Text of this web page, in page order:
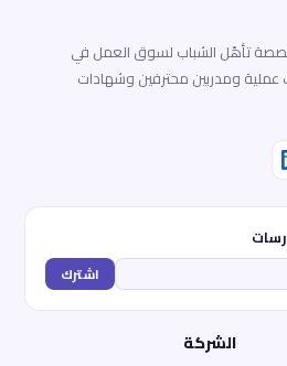
تأهّل الشباب لسوق العمل في
عملية ومدربين محترفين وشهادات
اشترك
الشركة